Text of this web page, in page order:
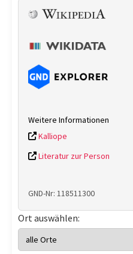
Weitere Informationen
Kalliope
Literatur zur Person
GND-Nr: 118511300
Ort auswählen: